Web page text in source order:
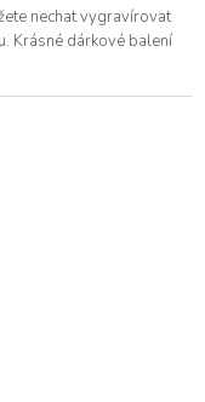
nechat vygravírovat
Krásné dárkové balení